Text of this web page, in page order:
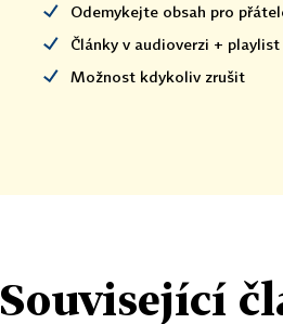
Odemykejte obsah pro
Články v audioverzi + playlist
Možnost kdykoliv zrušit
Související